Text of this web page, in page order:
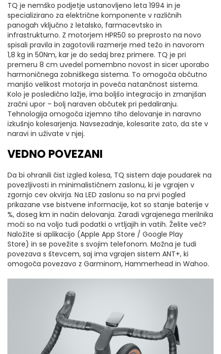
TQ je nemško podjetje ustanovljeno leta 1994 in je
specializirano za električne komponente v različnih
panogah vključno z letalsko, farmacevtsko in
infrastrukturno. Z motorjem HPR50 so preprosto na novo
spisali pravila in zagotovili razmerje med težo in navorom
1,8 kg in 50Nm, kar je do sedaj brez primere. TQ je pri
premeru 8 cm uvedel pomembno novost in sicer uporabo
harmoničnega zobniškega sistema. To omogoča občutno
manjšo velikost motorja in poveča natančnost sistema.
Kolo je posledično lažje, ima boljšo integracijo in zmanjšan
zračni upor – bolj naraven občutek pri pedaliranju.
Tehnologija omogoča izjemno tiho delovanje in naravno
izkušnjo kolesarjenja. Navsezadnje, kolesarite zato, da ste v
naravi in uživate v njej.
VEDNO POVEZANI
Da bi ohranili čist izgled kolesa, TQ sistem daje poudarek na
povezljivosti in minimalističnem zaslonu, ki je vgrajen v
zgornjo cev okvirja. Na LED zaslonu so na prvi pogled
prikazane vse bistvene informacije, kot so stanje baterije v
%, doseg km in način delovanja. Zaradi vgrajenega merilnika
moči so na voljo tudi podatki o vrtljajih in vatih. Želite več?
Naložite si aplikacijo (Apple App Store / Google Play
Store) in se povežite s svojim telefonom. Možna je tudi
povezava s števcem, saj ima vgrajen sistem ANT+, ki
omogoča povezavo z Garminom, Hammerhead in Wahoo.